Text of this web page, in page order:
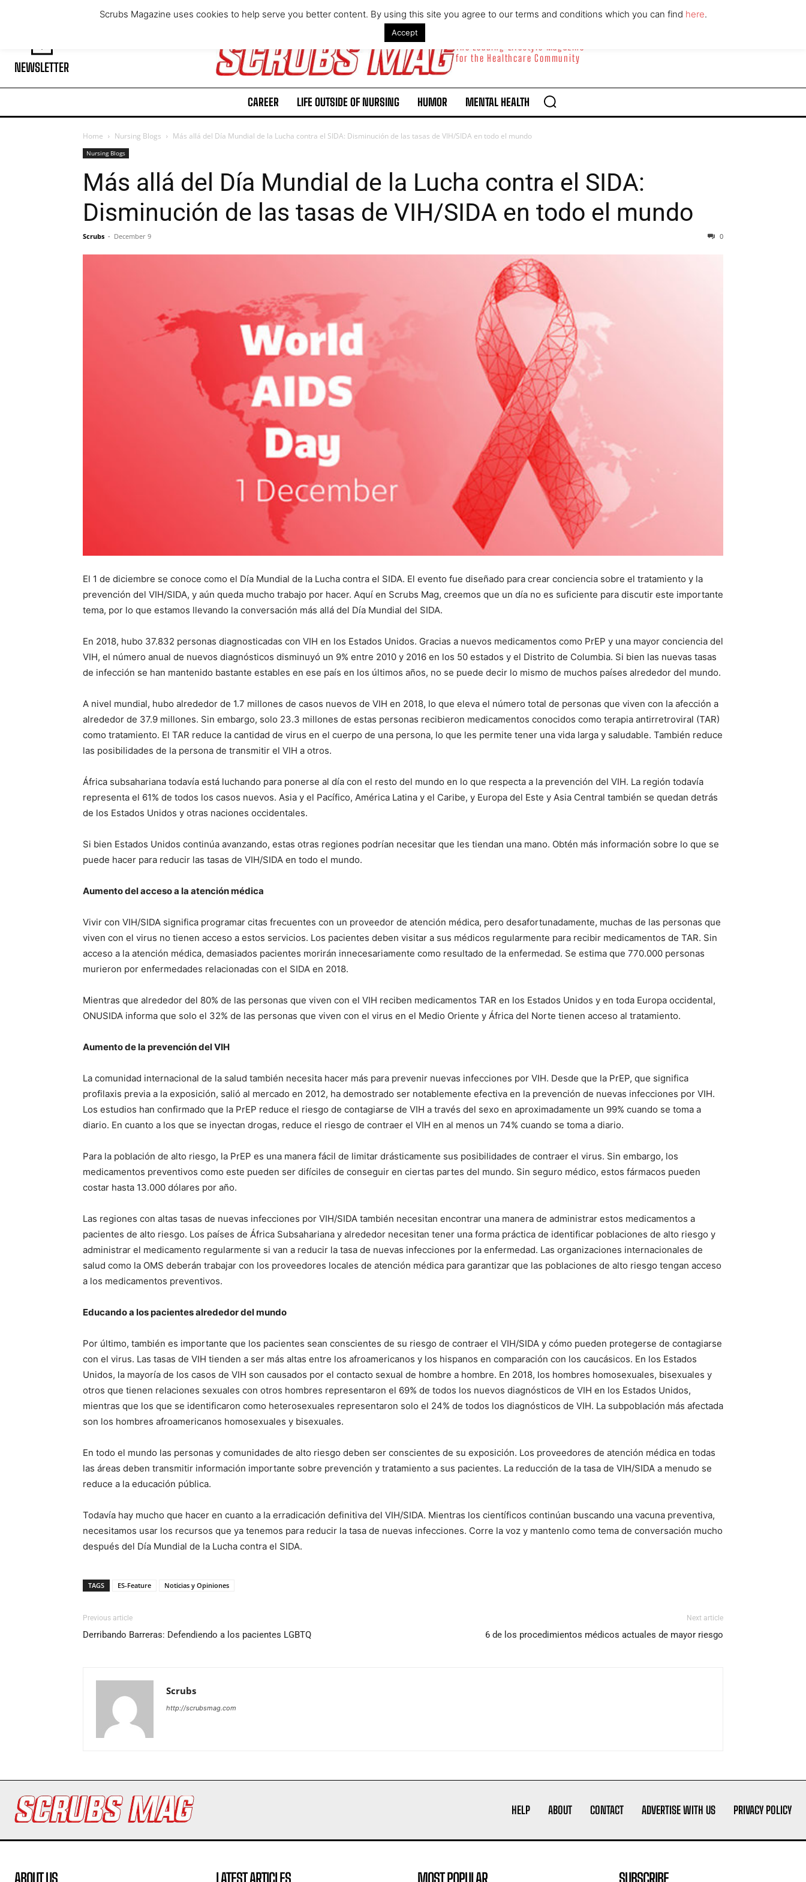
I WANT IN
I've read and accept thePrivacy Policy.
Thursday, August 6, 2026
NEWSLETTER
The Leading Lifestyle Magazine
for the Healthcare Community
CAREER LIFE OUTSIDE OF NURSING HUMOR MENTAL HEALTH
Home Nursing Blogs Más allá del Día Mundial de la Lucha contra el SIDA: Disminución de las tasas de VIH/SIDA en todo el mundo
Nursing Blogs
Más allá del Día Mundial de la Lucha contra el SIDA:
Disminución de las tasas de VIH/SIDA en todo el mundo
Scrubs - December 9 0
El 1 de diciembre se conoce como el Día Mundial de la Lucha contra el SIDA. El evento fue diseñado para crear conciencia sobre el tratamiento y la
prevención del VIH/SIDA, y aún queda mucho trabajo por hacer. Aquí en Scrubs Mag, creemos que un día no es suficiente para discutir este importante
tema, por lo que estamos llevando la conversación más allá del Día Mundial del SIDA.
En 2018, hubo 37.832 personas diagnosticadas con VIH en los Estados Unidos. Gracias a nuevos medicamentos como PrEP y una mayor conciencia del
VIH, el número anual de nuevos diagnósticos disminuyó un 9% entre 2010 y 2016 en los 50 estados y el Distrito de Columbia. Si bien las nuevas tasas
de infección se han mantenido bastante estables en ese país en los últimos años, no se puede decir lo mismo de muchos países alrededor del mundo.
A nivel mundial, hubo alrededor de 1.7 millones de casos nuevos de VIH en 2018, lo que eleva el número total de personas que viven con la afección a
alrededor de 37.9 millones. Sin embargo, solo 23.3 millones de estas personas recibieron medicamentos conocidos como terapia antirretroviral (TAR)
como tratamiento. El TAR reduce la cantidad de virus en el cuerpo de una persona, lo que les permite tener una vida larga y saludable. También reduce
las posibilidades de la persona de transmitir el VIH a otros.
África subsahariana todavía está luchando para ponerse al día con el resto del mundo en lo que respecta a la prevención del VIH. La región todavía
representa el 61% de todos los casos nuevos. Asia y el Pacífico, América Latina y el Caribe, y Europa del Este y Asia Central también se quedan detrás
de los Estados Unidos y otras naciones occidentales.
Si bien Estados Unidos continúa avanzando, estas otras regiones podrían necesitar que les tiendan una mano. Obtén más información sobre lo que se
puede hacer para reducir las tasas de VIH/SIDA en todo el mundo.
Aumento del acceso a la atención médica
Vivir con VIH/SIDA significa programar citas frecuentes con un proveedor de atención médica, pero desafortunadamente, muchas de las personas que
viven con el virus no tienen acceso a estos servicios. Los pacientes deben visitar a sus médicos regularmente para recibir medicamentos de TAR. Sin
acceso a la atención médica, demasiados pacientes morirán innecesariamente como resultado de la enfermedad. Se estima que 770.000 personas
murieron por enfermedades relacionadas con el SIDA en 2018.
Mientras que alrededor del 80% de las personas que viven con el VIH reciben medicamentos TAR en los Estados Unidos y en toda Europa occidental,
ONUSIDA informa que solo el 32% de las personas que viven con el virus en el Medio Oriente y África del Norte tienen acceso al tratamiento.
Aumento de la prevención del VIH
La comunidad internacional de la salud también necesita hacer más para prevenir nuevas infecciones por VIH. Desde que la PrEP, que significa
profilaxis previa a la exposición, salió al mercado en 2012, ha demostrado ser notablemente efectiva en la prevención de nuevas infecciones por VIH.
Los estudios han confirmado que la PrEP reduce el riesgo de contagiarse de VIH a través del sexo en aproximadamente un 99% cuando se toma a
diario. En cuanto a los que se inyectan drogas, reduce el riesgo de contraer el VIH en al menos un 74% cuando se toma a diario.
Para la población de alto riesgo, la PrEP es una manera fácil de limitar drásticamente sus posibilidades de contraer el virus. Sin embargo, los
medicamentos preventivos como este pueden ser difíciles de conseguir en ciertas partes del mundo. Sin seguro médico, estos fármacos pueden
costar hasta 13.000 dólares por año.
Las regiones con altas tasas de nuevas infecciones por VIH/SIDA también necesitan encontrar una manera de administrar estos medicamentos a
pacientes de alto riesgo. Los países de África Subsahariana y alrededor necesitan tener una forma práctica de identificar poblaciones de alto riesgo y
administrar el medicamento regularmente si van a reducir la tasa de nuevas infecciones por la enfermedad. Las organizaciones internacionales de
salud como la OMS deberán trabajar con los proveedores locales de atención médica para garantizar que las poblaciones de alto riesgo tengan acceso
a los medicamentos preventivos.
Educando a los pacientes alrededor del mundo
Por último, también es importante que los pacientes sean conscientes de su riesgo de contraer el VIH/SIDA y cómo pueden protegerse de contagiarse
con el virus. Las tasas de VIH tienden a ser más altas entre los afroamericanos y los hispanos en comparación con los caucásicos. En los Estados
Unidos, la mayoría de los casos de VIH son causados ​​por el contacto sexual de hombre a hombre. En 2018, los hombres homosexuales, bisexuales y
otros que tienen relaciones sexuales con otros hombres representaron el 69% de todos los nuevos diagnósticos de VIH en los Estados Unidos,
mientras que los que se identificaron como heterosexuales representaron solo el 24% de todos los diagnósticos de VIH. La subpoblación más afectada
son los hombres afroamericanos homosexuales y bisexuales.
En todo el mundo las personas y comunidades de alto riesgo deben ser conscientes de su exposición. Los proveedores de atención médica en todas
las áreas deben transmitir información importante sobre prevención y tratamiento a sus pacientes. La reducción de la tasa de VIH/SIDA a menudo se
reduce a la educación pública.
Todavía hay mucho que hacer en cuanto a la erradicación definitiva del VIH/SIDA. Mientras los científicos continúan buscando una vacuna preventiva,
necesitamos usar los recursos que ya tenemos para reducir la tasa de nuevas infecciones. Corre la voz y mantenlo como tema de conversación mucho
después del Día Mundial de la Lucha contra el SIDA.
TAGS ES-Feature Noticias y Opiniones
Previous article
Derribando Barreras: Defendiendo a los pacientes LGBTQ
Next article
6 de los procedimientos médicos actuales de mayor riesgo
Scrubs
http://scrubsmag.com
HELP ABOUT CONTACT ADVERTISE WITH US PRIVACY POLICY
ABOUT US LATEST ARTICLES MOST POPULAR SUBSCRIBE
Scrubs Magazine uses cookies to help serve you better content. By using this site you agree to our terms and conditions which you can find here.
Accept